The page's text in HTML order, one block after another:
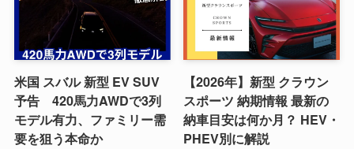
米国 スバル 新型 EV SUV
予告 420馬力AWDで3列
モデル有力、ファミリー需
要を狙う本命か
【2026年】新型 クラウン
スポーツ 納期情報 最新の
納車目安は何か月？ HEV・
PHEV別に解説